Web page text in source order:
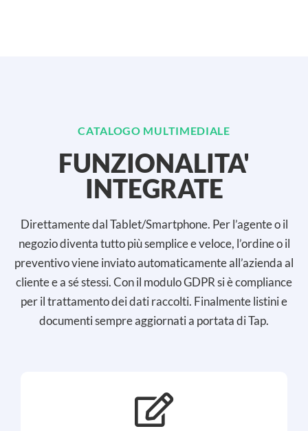
CATALOGO MULTIMEDIALE
FUNZIONALITA'
INTEGRATE
Direttamente dal Tablet/Smartphone. Per l’agente o il
negozio diventa tutto più semplice e veloce, l’ordine o il
preventivo viene inviato automaticamente all’azienda al
cliente e a sé stessi. Con il modulo GDPR si è compliance
per il trattamento dei dati raccolti. Finalmente listini e
documenti sempre aggiornati a portata di Tap.